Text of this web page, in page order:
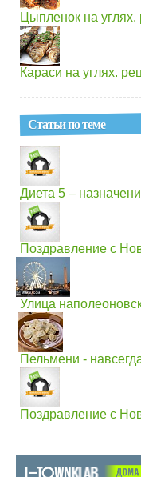
Цыпленок на
Караси на углях.
Статьи по теме
Диета 5 –
Поздравление с
Улица
Пельмени -
Поздравление с